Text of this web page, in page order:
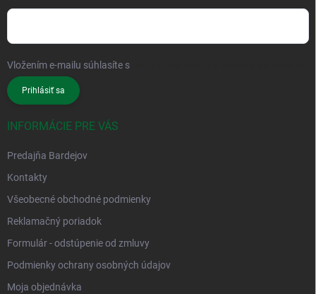
Vložením e-mailu súhlasíte s
Prihlásiť sa
INFORMÁCIE PRE VÁS
Predajňa Bardejov
Kontakty
Všeobecné obchodné podmienky
Reklamačný poriadok
Formulár - odstúpenie od zmluvy
Podmienky ochrany osobných údajov
Moja objednávka